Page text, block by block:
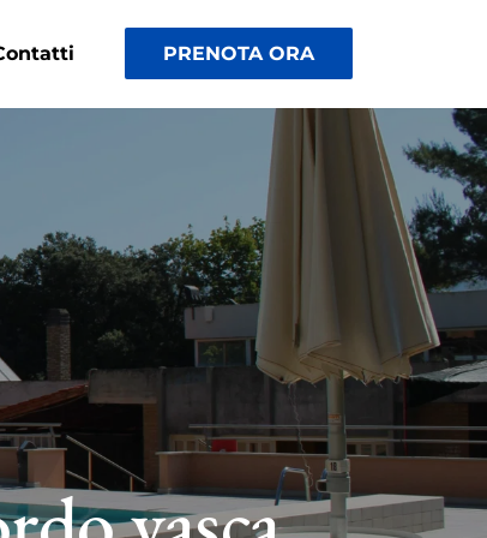
PRENOTA ORA